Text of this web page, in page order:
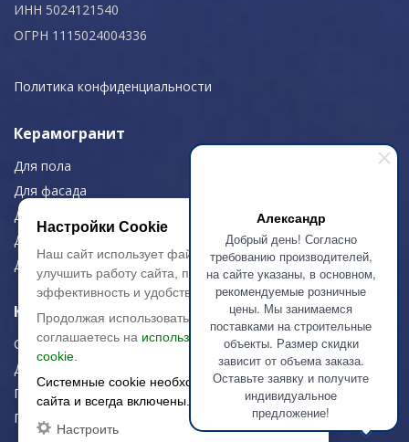
Александр
Добрый день! Согласно
требованию производителей,
на сайте указаны, в основном,
рекомендуемые розничные
цены. Мы занимаемся
поставками на строительные
объекты. Размер скидки
зависит от объема заказа.
Оставьте заявку и получите
индивидуальное
предложение!
ИНН 5024121540
ОГРН 1115024004336
Политика конфиденциальности
Керамогранит
Для пола
Для фасада
Для дома/офиса
Для МОП
Для улицы
Керамическая плитка
Строительная плитка
Для дома/офиса
Плитка для стен
Плитка для пола
Настройки Cookie
Наш сайт использует файлы cookie, чтобы
улучшить работу сайта, повысить его
эффективность и удобство.
Продолжая использовать сайт, вы
соглашаетесь на использование файлов
cookie.
Системные cookie необходимы для работы
сайта и всегда включены.
Настроить